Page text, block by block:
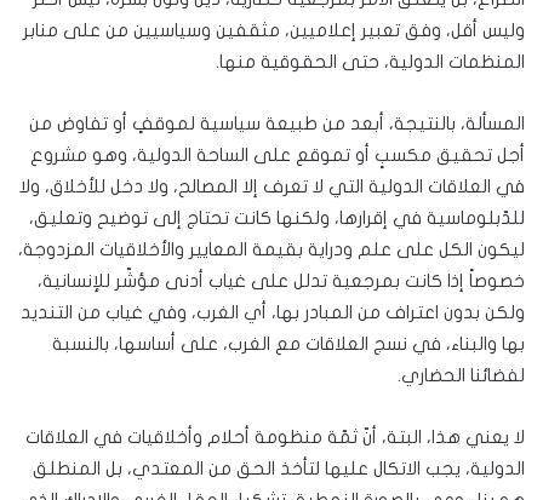
وليس أقل، وفق تعبير إعلاميين، مثقفين وسياسيين من على منابر
المنظمات الدولية، حتى الحقوقية منها.
المسألة، بالنتيجة، أبعد من طبيعة سياسية لموقفٍ أو تفاوض من
أجل تحقيق مكسبٍ أو تموقع على الساحة الدولية، وهو مشروع
في العلاقات الدولية التي لا تعرف إلا المصالح، ولا دخل للأخلاق، ولا
للدّبلوماسية في إقرارها، ولكنها كانت تحتاج إلى توضيح وتعليق،
ليكون الكل على علم ودراية بقيمة المعايير والأخلاقيات المزدوجة،
خصوصاً إذا كانت بمرجعية تدلل على غياب أدنى مؤشّر للإنسانية،
ولكن بدون اعتراف من المبادر بها، أي الغرب، وفي غياب من التنديد
بها والبناء، في نسج العلاقات مع الغرب، على أساسها، بالنسبة
لفضائنا الحضاري.
لا يعني هذا، البتة، أنّ ثمّة منظومة أحلام وأخلاقيات في العلاقات
الدولية، يجب الاتكال عليها لتأخذ الحق من المعتدي، بل المنطلق